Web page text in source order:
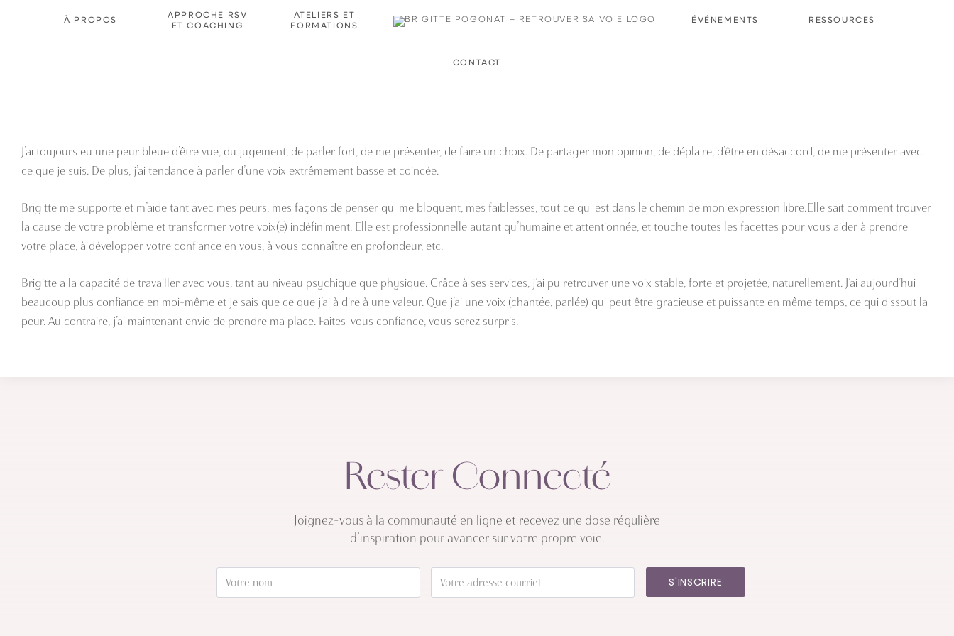
À PROPOS
APPROCHE RSV
ET COACHING
ATELIERS ET
FORMATIONS
ÉVÉNEMENTS RESSOURCES
CONTACT
J’ai toujours eu une peur bleue d’être vue, du jugement, de parler fort, de me présenter, de faire un choix. De partager mon opinion, de déplaire, d’être en désaccord, de me présenter avec
ce que je suis. De plus, j’ai tendance à parler d’une voix extrêmement basse et coincée.
Brigitte me supporte et m’aide tant avec mes peurs, mes façons de penser qui me bloquent, mes faiblesses, tout ce qui est dans le chemin de mon expression libre.Elle sait comment trouver
la cause de votre problème et transformer votre voix(e) indéfiniment. Elle est professionnelle autant qu’humaine et attentionnée, et touche toutes les facettes pour vous aider à prendre
votre place, à développer votre confiance en vous, à vous connaître en profondeur, etc.
Brigitte a la capacité de travailler avec vous, tant au niveau psychique que physique. Grâce à ses services, j’ai pu retrouver une voix stable, forte et projetée, naturellement. J’ai aujourd’hui
beaucoup plus confiance en moi-même et je sais que ce que j’ai à dire à une valeur. Que j’ai une voix (chantée, parlée) qui peut être gracieuse et puissante en même temps, ce qui dissout la
peur. Au contraire, j’ai maintenant envie de prendre ma place. Faites-vous confiance, vous serez surpris.
Rester Connecté
Joignez-vous à la communauté en ligne et recevez une dose régulière
d’inspiration pour avancer sur votre propre voie.
S'INSCRIRE